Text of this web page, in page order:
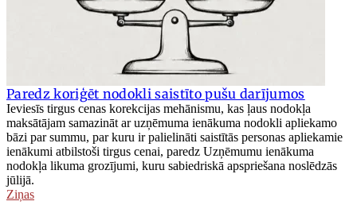
Paredz koriģēt nodokli saistīto pušu darījumos
Ieviesīs tirgus cenas korekcijas mehānismu, kas ļaus nodokļa
maksātājam samazināt ar uzņēmuma ienākuma nodokli apliekamo
bāzi par summu, par kuru ir palielināti saistītās personas apliekamie
ienākumi atbilstoši tirgus cenai, paredz Uzņēmumu ienākuma
nodokļa likuma grozījumi, kuru sabiedriskā apspriešana noslēdzās
jūlijā.
Ziņas